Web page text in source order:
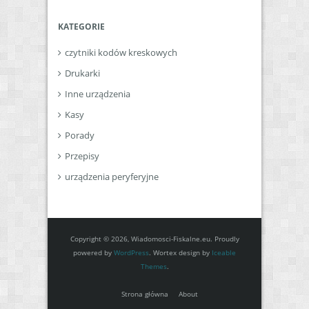
KATEGORIE
czytniki kodów kreskowych
Drukarki
Inne urządzenia
Kasy
Porady
Przepisy
urządzenia peryferyjne
Copyright © 2026, Wiadomosci-Fiskalne.eu. Proudly
powered by WordPress. Wortex design by Iceable
Themes.
Strona główna About